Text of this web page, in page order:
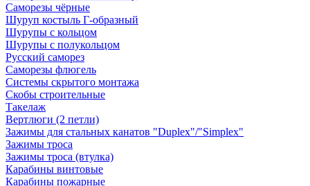
Саморезы чёрные
Шуруп костыль Г-образный
Шурупы с кольцом
Шурупы с полукольцом
Русский саморез
Саморезы флюгель
Системы скрытого монтажа
Скобы строительные
Такелаж
Вертлюги (2 петли)
Зажимы для стальных канатов "Duplex"/"Simplex"
Зажимы троса
Зажимы троса (втулка)
Карабины винтовые
Карабины пожарные